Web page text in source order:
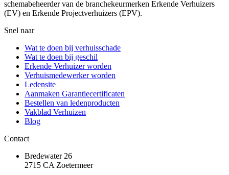
schemabeheerder van de branchekeurmerken Erkende Verhuizers
(EV) en Erkende Projectverhuizers (EPV).
Snel naar
Wat te doen bij verhuisschade
Wat te doen bij geschil
Erkende Verhuizer worden
Verhuismedewerker worden
Ledensite
Aanmaken Garantiecertificaten
Bestellen van ledenproducten
Vakblad Verhuizen
Blog
Contact
Bredewater 26
2715 CA Zoetermeer